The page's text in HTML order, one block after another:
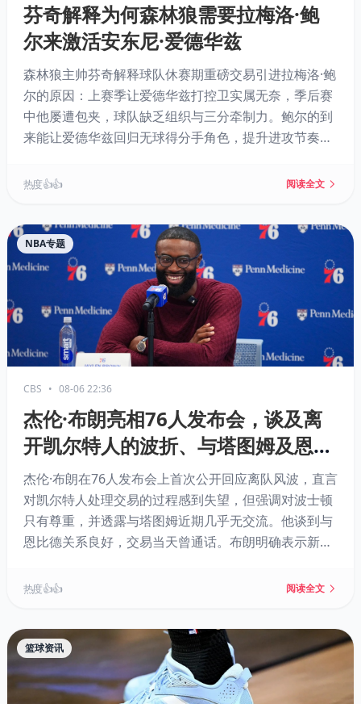
芬奇解释为何森林狼需要拉梅洛·鲍
尔来激活安东尼·爱德华兹
森林狼主帅芬奇解释球队休赛期重磅交易引进拉梅洛·鲍
尔的原因：上赛季让爱德华兹打控卫实属无奈，季后赛
中他屡遭包夹，球队缺乏组织与三分牵制力。鲍尔的到
来能让爱德华兹回归无球得分手角色，提升进攻节奏与
进攻强队，同时为爱德华兹冲击MVP铺路。
热度 👍👍 阅读全文
NBA专题
CBS • 08-06 22:36
杰伦·布朗亮相76人发布会，谈及离
开凯尔特人的波折、与塔图姆及恩比
德的关系
杰伦·布朗在76人发布会上首次公开回应离队风波，直言
对凯尔特人处理交易的过程感到失望，但强调对波士顿
只有尊重，并透露与塔图姆近期几乎无交流。他谈到与
恩比德关系良好，交易当天曾通话。布朗明确表示新球
姆斯学习，并重申唯一目标是争夺总冠军。
热度 👍👍 阅读全文
篮球资讯